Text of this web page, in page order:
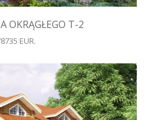
OKRĄGŁEGO T-2
EUR.